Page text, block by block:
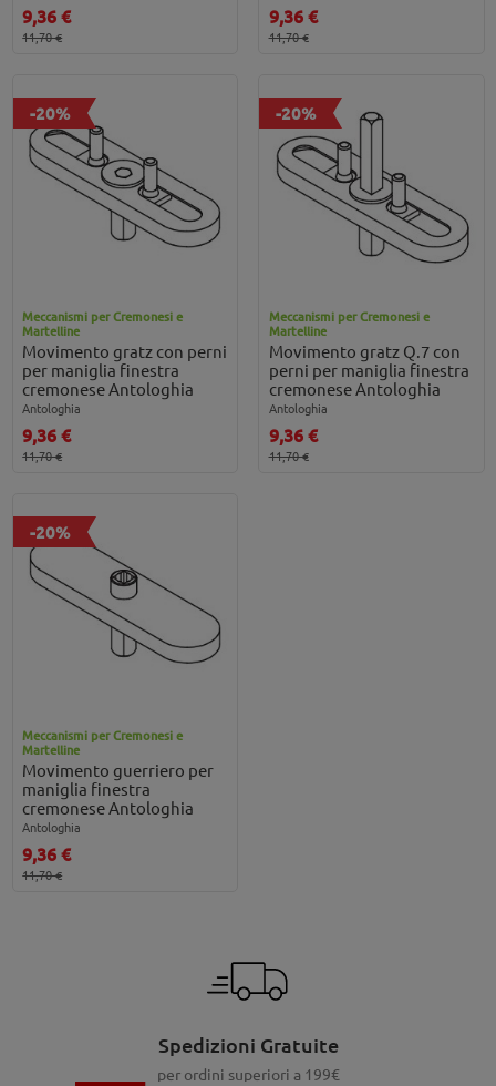
9,36 €
11,70 €
9,36 €
11,70 €
-20%
Meccanismi per Cremonesi e
Martelline
Movimento gratz con perni
per maniglia finestra
cremonese Antologhia
Antologhia
9,36 €
11,70 €
-20%
Meccanismi per Cremonesi e
Martelline
Movimento gratz Q.7 con
perni per maniglia finestra
cremonese Antologhia
Antologhia
9,36 €
11,70 €
-20%
Meccanismi per Cremonesi e
Martelline
Movimento guerriero per
maniglia finestra
cremonese Antologhia
Antologhia
9,36 €
11,70 €
Spedizioni Gratuite
per ordini superiori a 199€